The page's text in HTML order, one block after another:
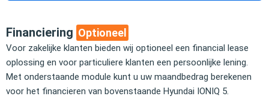
Financiering Optioneel
Voor zakelijke klanten bieden wij optioneel een financial lease
oplossing en voor particuliere klanten een persoonlijke lening.
Met onderstaande module kunt u uw maandbedrag berekenen
voor het financieren van bovenstaande Hyundai IONIQ 5.